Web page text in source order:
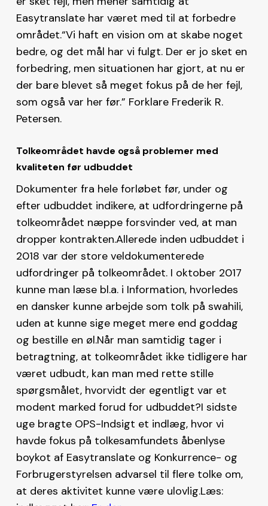
Easytranslate har været med til at forbedre
området.“Vi haft en vision om at skabe noget
bedre, og det mål har vi fulgt. Der er jo sket en
forbedring, men situationen har gjort, at nu er
der bare blevet så meget fokus på de her fejl,
som også var her før.” Forklare Frederik R.
Petersen.
Tolkeområdet havde også problemer med
kvaliteten før udbuddet
Dokumenter fra hele forløbet før, under og
efter udbuddet indikere, at udfordringerne på
tolkeområdet næppe forsvinder ved, at man
dropper kontrakten.Allerede inden udbuddet i
2018 var der store veldokumenterede
udfordringer på tolkeområdet. I oktober 2017
kunne man læse bl.a. i Information, hvorledes
en dansker kunne arbejde som tolk på swahili,
uden at kunne sige meget mere end goddag
og bestille en øl.Når man samtidig tager i
betragtning, at tolkeområdet ikke tidligere har
været udbudt, kan man med rette stille
spørgsmålet, hvorvidt der egentligt var et
modent marked forud for udbuddet?I sidste
uge bragte OPS-Indsigt et indlæg, hvor vi
havde fokus på tolkesamfundets åbenlyse
boykot af Easytranslate og Konkurrence- og
Forbrugerstyrelsen advarsel til flere tolke om,
at deres aktivitet kunne være ulovlig.Læs: